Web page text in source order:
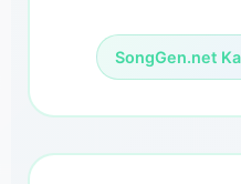
SongGen.net